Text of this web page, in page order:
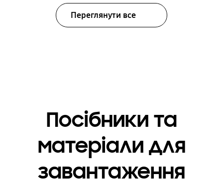
Переглянути все
Посібники та
матеріали для
завантаження